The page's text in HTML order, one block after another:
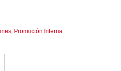
Promoción Interna